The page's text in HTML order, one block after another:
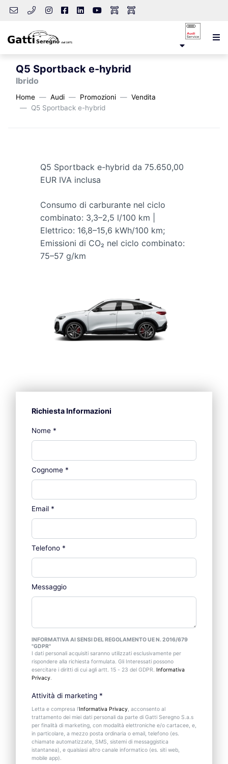
Q5 Sportback e-hybrid
Ibrido
Home Audi Promozioni
Vendita
Q5 Sportback e-hybrid
Q5 Sportback e-hybrid da 75.650,00
EUR IVA inclusa
Consumo di carburante nel ciclo
combinato: 3,3–2,5 l/100 km |
Elettrico: 16,8–15,6 kWh/100 km;
Emissioni di CO₂ nel ciclo combinato:
75–57 g/km
Richiesta Informazioni
Nome *
Cognome *
Email *
Telefono *
Messaggio
INFORMATIVA AI SENSI DEL REGOLAMENTO UE N. 2016/679
"GDPR"
I dati personali acquisiti saranno utilizzati esclusivamente per
rispondere alla richiesta formulata. Gli Interessati possono
esercitare i diritti di cui agli artt. 15 - 23 del GDPR. Informativa
Privacy.
Attività di marketing *
Letta e compresa l’Informativa Privacy, acconsento al
trattamento dei miei dati personali da parte di Gatti Seregno S.a.s
per finalità di marketing, con modalità elettroniche e/o cartacee, e,
in particolare, a mezzo posta ordinaria o email, telefono (es.
chiamate automatizzate, SMS, sistemi di messaggistica
istantanea), e qualsiasi altro canale informatico (es. siti web,
mobile app).